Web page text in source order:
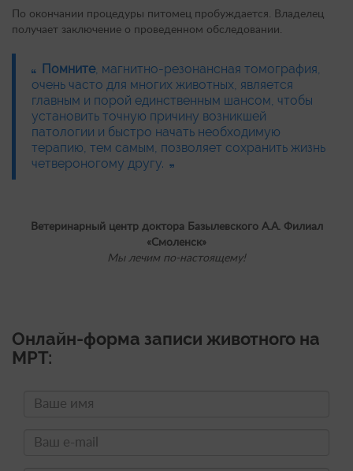
По окончании процедуры питомец пробуждается. Владелец
получает заключение о проведенном обследовании.
Помните, магнитно-резонансная томография,
очень часто для многих животных, является
главным и порой единственным шансом, чтобы
установить точную причину возникшей
патологии и быстро начать необходимую
терапию, тем самым, позволяет сохранить жизнь
четвероногому другу.
Ветеринарный центр доктора Базылевского А.А. Филиал
«Смоленск»
Мы лечим по-настоящему!
Онлайн-форма записи животного на
МРТ: